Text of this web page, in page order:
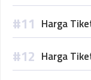
Harga
Harga